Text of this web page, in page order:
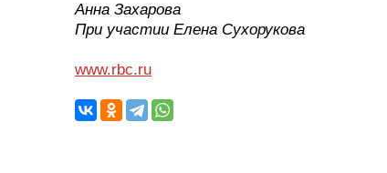
Анна Захарова
При участии Елена Сухорукова
www.rbc.ru